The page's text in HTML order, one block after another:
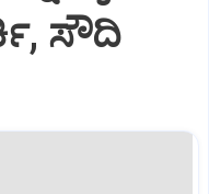
ಸೌದಿ